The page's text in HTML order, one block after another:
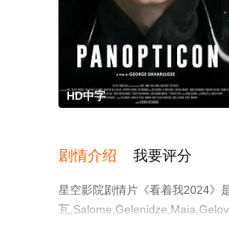
HD中字
剧情介绍 我要评分
星空影院剧情片《看着我2024》
瓦
泽